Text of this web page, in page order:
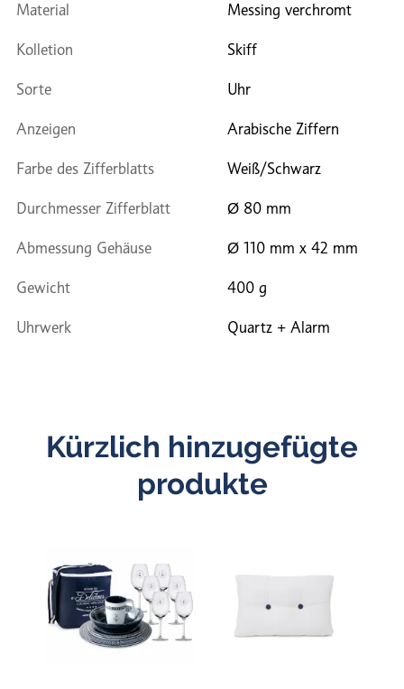
Material Messing verchromt
Kolletion Skiff
Sorte Uhr
Anzeigen Arabische Ziffern
Farbe des Zifferblatts Weiß/Schwarz
Durchmesser Zifferblatt Ø 80 mm
Abmessung Gehäuse Ø 110 mm x 42 mm
Gewicht 400 g
Uhrwerk Quartz + Alarm
Kürzlich hinzugefügte
produkte